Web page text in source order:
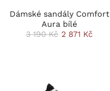
Dámské sandály Comfort
Aura bílé
3 190 Kč 2 871 Kč